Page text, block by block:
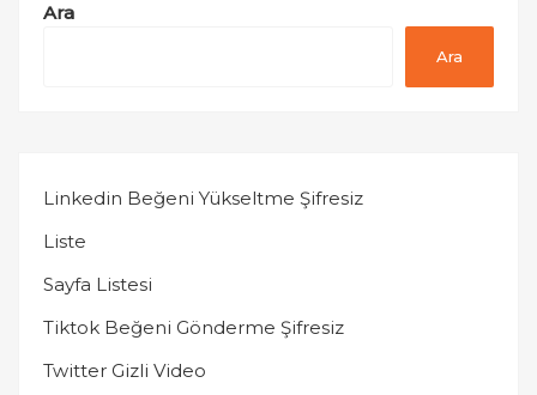
Ara
Ara
Linkedin Beğeni Yükseltme Şifresiz
Liste
Sayfa Listesi
Tiktok Beğeni Gönderme Şifresiz
Twitter Gizli Video